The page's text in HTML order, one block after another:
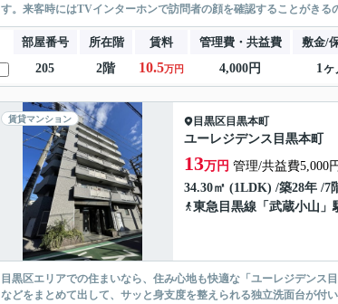
す。来客時にはTVインターホンで訪問者の顔を確認することがき
部屋番号 所在階 賃料 管理費・共益費 敷金/
205
2階 10.5万円 4,000円 1ヶ
賃貸マンション 目黒区 目黒本町
ユーレジデンス目黒本町
13万円 管理/共益費5,000
34.30㎡ (1LDK) /築28年 /7
東急目黒線 「 武蔵小山
目黒区エリアでの住まいなら、住み心地も快適な「ユーレジデンス
などをまとめて出して、サッと身支度を整えられる独立洗面台が付